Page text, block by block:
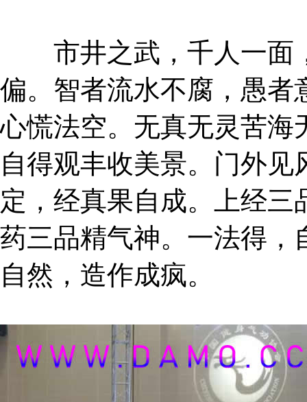
市井之武，千人一面
偏。智者流水不腐，愚者
心慌法空。无真无灵苦海
自得观丰收美景。门外
定，经真果自成。上经
药三品精气神。一法得，
自然，造作成疯。